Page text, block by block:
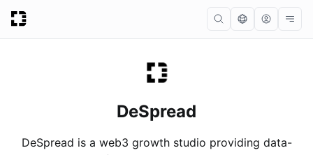
DeSpread
DeSpread is a web3 growth studio providing data-